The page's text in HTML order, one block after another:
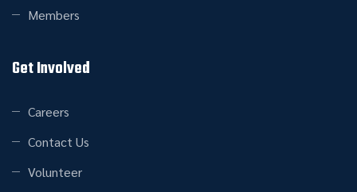
Members
Get Involved
Careers
Contact Us
Volunteer